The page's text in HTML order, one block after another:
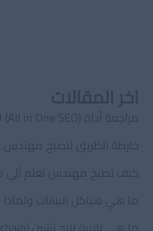
مراجعة أداة AIOSEO (All in One SEO) لووردبريس
خارطة الطريق لتصبح مهندس تعلّم
كيف تصبح مهندس تعلم آلي
ما هي هياكل البيانات ولماذا